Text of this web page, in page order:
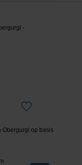
Obergurgl op basis